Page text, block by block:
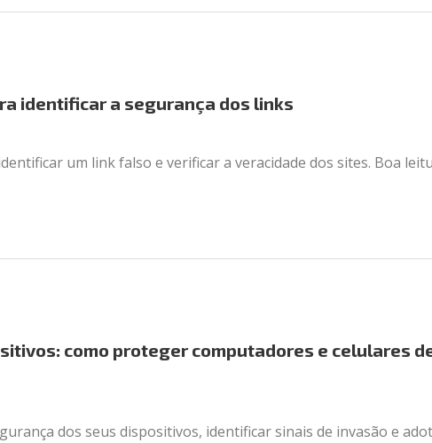
identificar a segurança dos links
um link falso e verificar a veracidade dos sites. Boa
como proteger computadores e celulares
dos seus dispositivos, identificar sinais de invasão e